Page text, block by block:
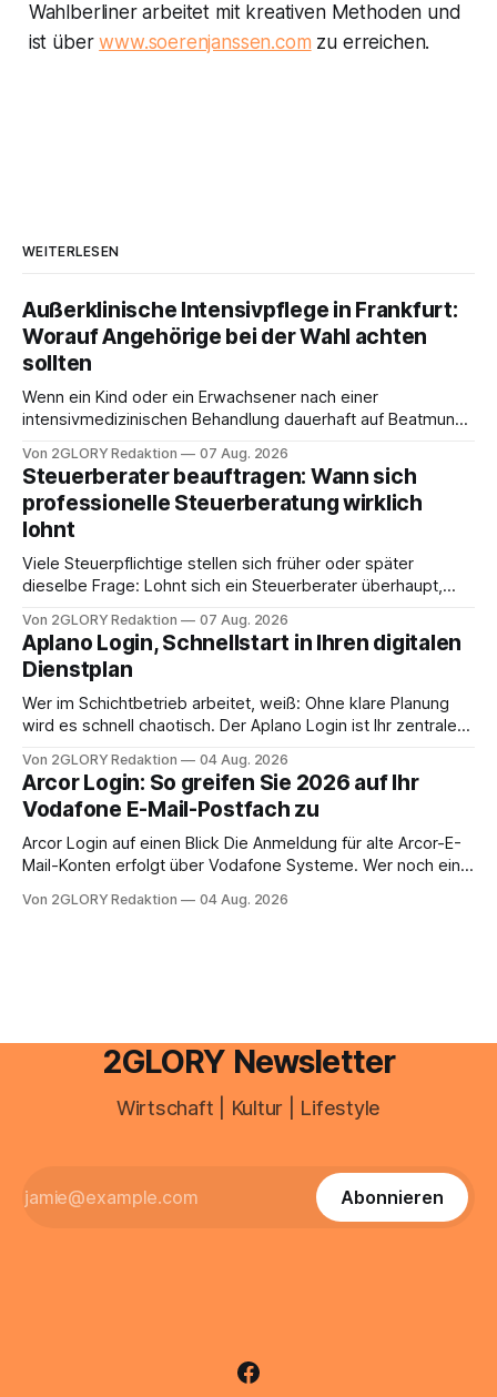
Wahlberliner arbeitet mit kreativen Methoden und
ist überwww.soerenjanssen.com zu erreichen.
WEITERLESEN
Außerklinische Intensivpflege in Frankfurt:
Worauf Angehörige bei der Wahl achten
sollten
Wenn ein Kind oder ein Erwachsener nach einer
intensivmedizinischen Behandlung dauerhaft auf Beatmung
angewiesen ist, stellt sich für Familien eine schwierige
Frage: Muss die Versorgung dauerhaft in der Klinik bleiben –
oder ist ein Leben zu Hause möglich? Die außerklinische
Intensivpflege bietet genau diese Alternative: Sie
Von 2GLORY Redaktion 07 Aug. 2026
Steuerberater beauftragen: Wann sich
professionelle Steuerberatung wirklich
lohnt
Viele Steuerpflichtige stellen sich früher oder später
dieselbe Frage: Lohnt sich ein Steuerberater überhaupt,
erledigen? Die kurze Antwort: Bei einfachen
Einkommensverhältnissen reicht häufig eine Steuersoftware
aus – sobald jedoch mehrere Einkunftsarten
zusammentreffen oder größere finanzielle Veränderungen
anstehen, zahlt sich professionelle Unterstützung meist
Von 2GLORY Redaktion 07 Aug. 2026
Aplano Login, Schnellstart in Ihren digitalen
Dienstplan
Wer im Schichtbetrieb arbeitet, weiß: Ohne klare Planung
wird es schnell chaotisch. Der Aplano Login ist Ihr zentraler
abwesenheiten und die gesamte kommunikation rund um
Ihr personal digital zu organisieren. In diesem Leitfaden
erfahren Sie alles, was Sie für einen reibungslosen Einstieg
brauchen, von der Registrierung
Von 2GLORY Redaktion 04 Aug. 2026
Arcor Login: So greifen Sie 2026 auf Ihr
Vodafone E-Mail-Postfach zu
Arcor Login auf einen Blick Die Anmeldung für alte Arcor-E-
Mail-Konten erfolgt über Vodafone Systeme. Wer noch eine
besitzt, loggt sich heute über das Vodafone E-Mail & Cloud
Von 2GLORY Redaktion 04 Aug. 2026
2GLORY Newsletter
Wirtschaft | Kultur | Lifestyle
Abonnieren